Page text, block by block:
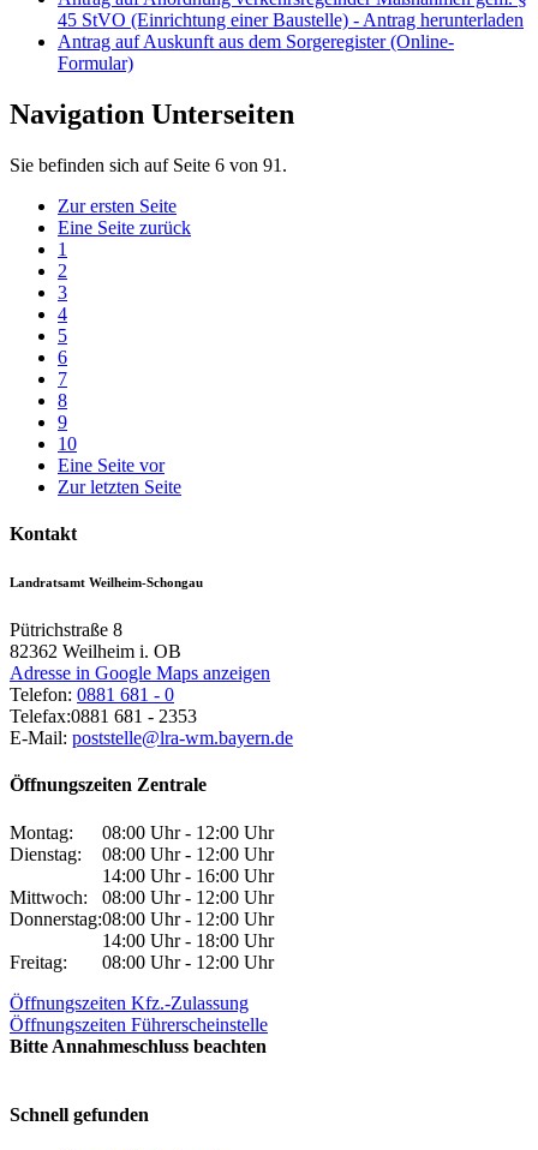
45 StVO (Einrichtung einer Baustelle) - Antrag herunterladen
Antrag auf Auskunft aus dem Sorgeregister (Online-
Formular)
Navigation Unterseiten
Sie befinden sich auf Seite 6 von 91.
Zur ersten Seite
Eine Seite zurück
1
2
3
4
5
6
7
8
9
10
Eine Seite vor
Zur letzten Seite
Kontakt
Landratsamt Weilheim-Schongau
Pütrichstraße 8
82362 Weilheim i. OB
Adresse in Google Maps anzeigen
Telefon: 0881 681 - 0
Telefax:0881 681 - 2353
E-Mail: poststelle@lra-wm.bayern.de
Öffnungszeiten Zentrale
Montag:
08:00 Uhr - 12:00 Uhr
Dienstag:
08:00 Uhr - 12:00 Uhr
14:00 Uhr - 16:00 Uhr
Mittwoch:
08:00 Uhr - 12:00 Uhr
Donnerstag:08:00 Uhr - 12:00 Uhr
14:00 Uhr - 18:00 Uhr
Freitag:
08:00 Uhr - 12:00 Uhr
Öffnungszeiten Kfz.-Zulassung
Öffnungszeiten Führerscheinstelle
Bitte Annahmeschluss beachten
Schnell gefunden